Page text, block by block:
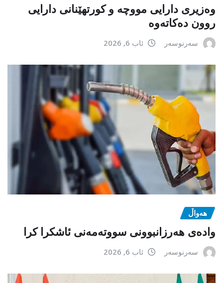
وەزیری دارایی مووچە و کورتهێنانی دارایی
روون دەکاتەوە
سەرنوسەر ئاب 6, 2026
هەواڵ
وادەی هەرزانبوونی سووتەمەنی ئاشکرا کرا
سەرنوسەر ئاب 6, 2026